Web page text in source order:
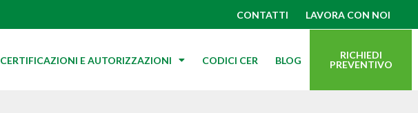
CONTATTI LAVORA CON NOI
CERTIFICAZIONI E AUTORIZZAZIONI CODICI CER BLOG
RICHIEDI
PREVENTIVO